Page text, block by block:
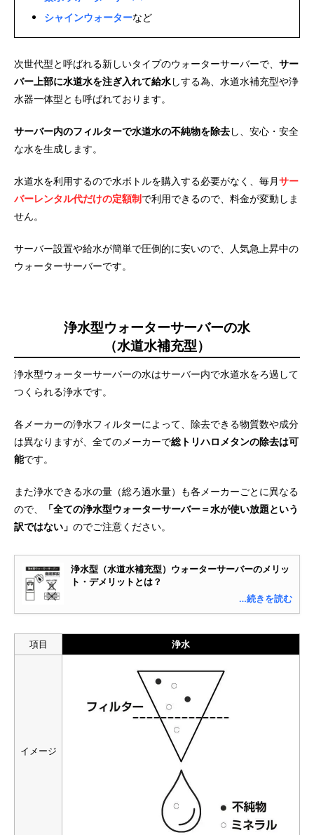
シャインウォーターなど
次世代型と呼ばれる新しいタイプのウォーターサーバーで、 サー
バー上部に水道水を注ぎ入れて給水しする為、水道水補充型や浄
水器一体型とも呼ばれております。
サーバー内のフィルターで水道水の不純物を除去し、安心・安全
な水を生成します。
水道水を利用するので水ボトルを購入する必要がなく、毎月サー
バーレンタル代だけの定額制で利用できるので、料金が変動しま
せん。
サーバー設置や給水が簡単で圧倒的に安いので、人気急上昇中の
ウォーターサーバーです。
浄水型ウォーターサーバーの水
（水道水補充型）
浄水型ウォーターサーバーの水はサーバー内で水道水をろ過して
つくられる浄水です。
各メーカーの浄水フィルターによって、除去できる物質数や成分
は異なりますが、全てのメーカーで総トリハロメタンの除去は可
能です。
また浄水できる水の量（総ろ過水量）も各メーカーごとに異なる
ので、
「全ての浄水型ウォーターサーバー＝水が使い放題という
訳ではない」 のでご注意ください。
浄水型（水道水補充型）ウォーターサーバーのメリッ
ト・デメリットとは？
…続きを読む
項目 浄水
イメージ